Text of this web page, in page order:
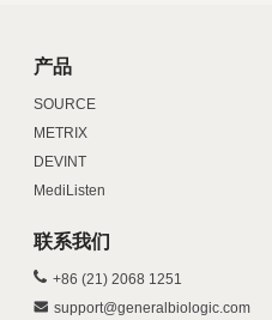
产品
SOURCE
METRIX
DEVINT
MediListen
联系我们
+86 (21) 2068 1251
support@generalbiologic.com